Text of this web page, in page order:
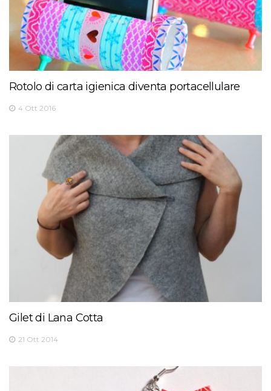
Rotolo di carta igienica diventa portacellulare
4 Ott 2016
Gilet di Lana Cotta
21 Ott 2014